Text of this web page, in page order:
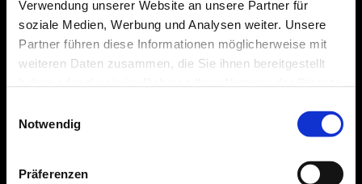
Verwendung unserer Website an unsere Partner für
soziale Medien, Werbung und Analysen weiter. Unsere
Partner führen diese Informationen möglicherweise mit
weiteren Daten zusammen, die Sie ihnen bereitgestellt
Notwendig
Präferenzen